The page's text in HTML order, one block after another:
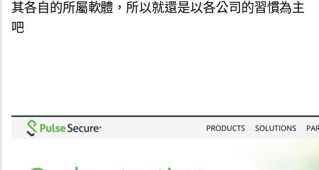
其各自的所屬軟體， 所以就還是以各公司的習慣為主
吧